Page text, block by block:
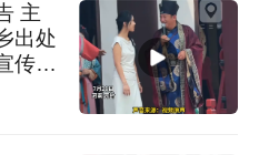
主
出处
传标
门